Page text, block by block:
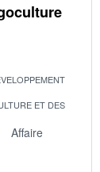
ET DES
Affaire